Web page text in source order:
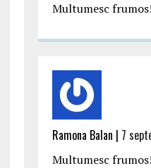
Multumesc frumos!
Ramona Balan | 7
Multumesc frumos!